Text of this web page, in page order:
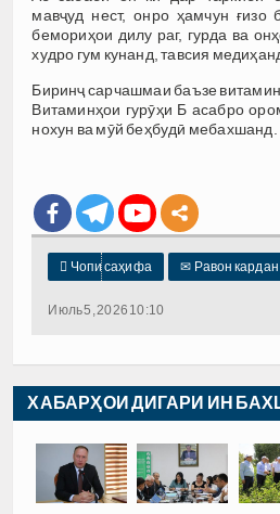
мавҷуд нест, онро ҳамчун
бемориҳои дилу раг, гурда ва
худро гум кунанд, тавсия
Биринҷ сарчашмаи баъзе
Витаминҳои гурӯҳи Б асабро
нохун ва мӯй беҳбудӣ мебахшанд.
 Чопи саҳифа ✉ Равон кардан
Июль 5, 2026 10:10
ХАБАРҲОИ ДИГАРИ ИН